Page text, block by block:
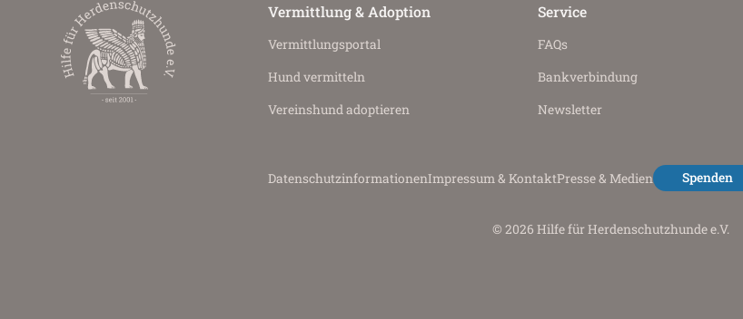
Vermittlung & Adoption
Vermittlungs­portal
Hund vermitteln
Vereinshund adoptieren
Service
FAQs
Bankverbindung
Newsletter
Datenschutz­informationenImpressum & KontaktPresse & Medien Spenden
© 2026 Hilfe für Herdenschutzhunde e.V.